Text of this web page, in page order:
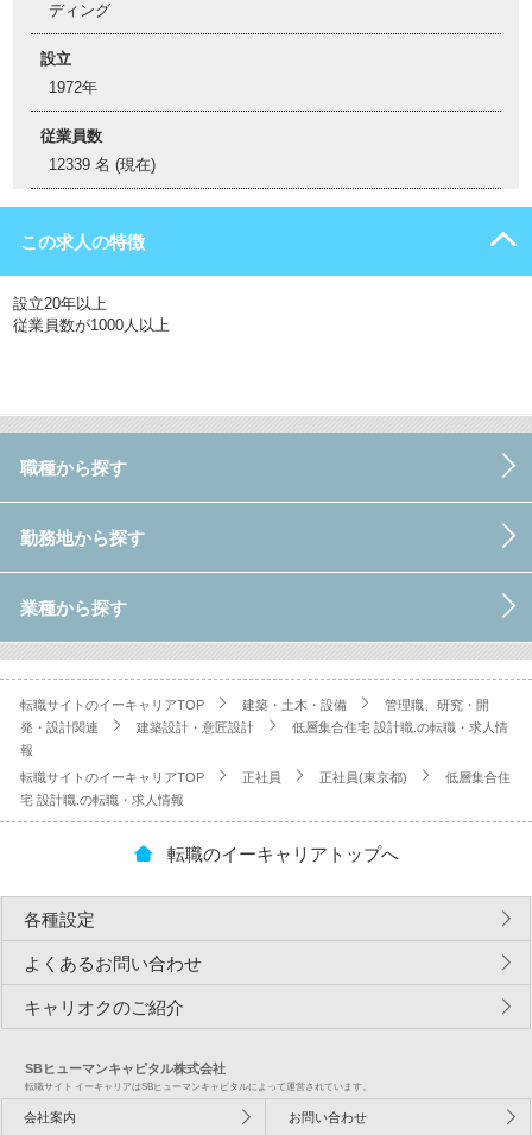
ディング
設立
1972年
従業員数
12339 名 (現在)
この求人の特徴
設立20年以上
従業員数が1000人以上
職種から探す
勤務地から探す
業種から探す
転職サイトのイーキャリアTOP 建築・土木・設備
管理職、研究・開
発・設計関連
建築設計・意匠設計
低層集合住宅 設計職.の転職・求人情
報
転職サイトのイーキャリアTOP
正社員 正社員(東京都)
低層集合住
宅 設計職.の転職・求人情報
転職のイーキャリアトップへ
各種設定
よくあるお問い合わせ
キャリオクのご紹介
SBヒューマンキャピタル株式会社
転職サイト イーキャリアはSBヒューマンキャピタルによって運営されています。
会社案内 お問い合わせ